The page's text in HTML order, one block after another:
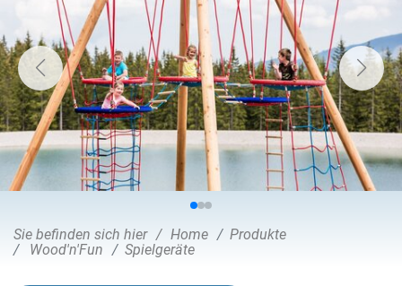
Sie befinden sich hier Home
Produkte
Wood'n'Fun
Spielgeräte